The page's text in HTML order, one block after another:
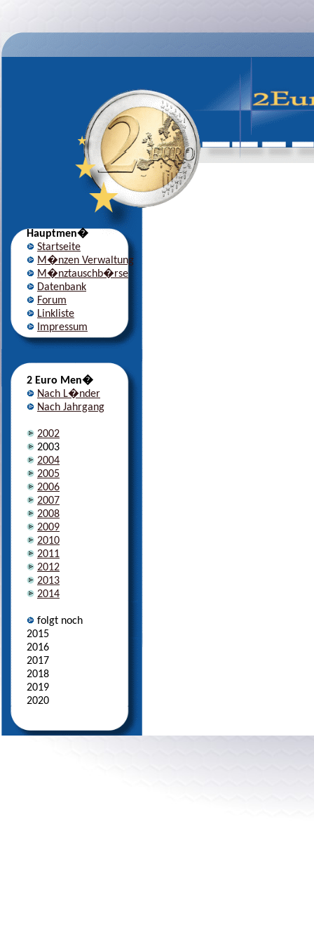
Hauptmen�
Startseite
M�nzen Verwaltung
M�nztauschb�rse
Datenbank
Forum
Linkliste
Impressum
2 Euro Men�
Nach L�nder
Nach Jahrgang
2002
2003
2004
2005
2006
2007
2008
2009
2010
2011
2012
2013
2014
folgt noch
2015
2016
2017
2018
2019
2020